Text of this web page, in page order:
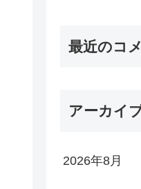
最近のコ
アーカイ
2026年8月